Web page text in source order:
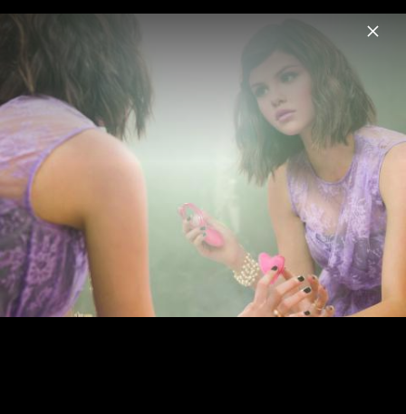
Menu
Selena Gomez
Home News Videos Fotos Biografie
Pressebilder "I Said I Love You First"
(2025)